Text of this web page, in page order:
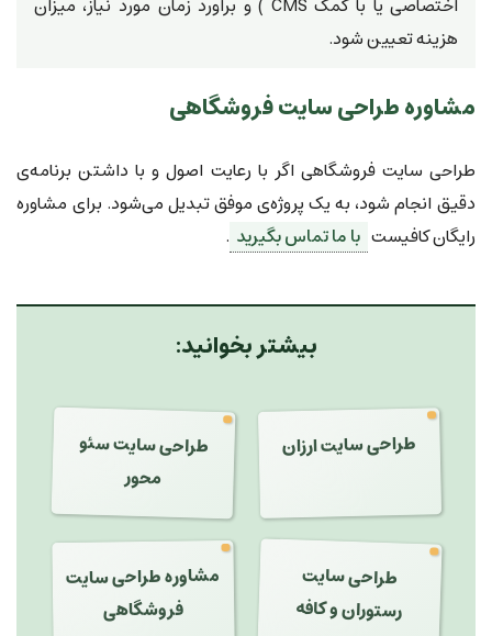
هزینه تعیین شود.
مشاوره طراحی سایت فروشگاهی
طراحی سایت فروشگاهی اگر با رعایت اصول و با داشتن برنامه‌ی
دقیق انجام شود، به یک پروژه‌ی موفق تبدیل می‌شود. برای مشاوره
رایگان کافیست با ما تماس بگیرید .
بیشتر بخوانید:
طراحی سایت ارزان طراحی سایت سئو
محور
طراحی سایت
رستوران و کافه
مشاوره طراحی سایت
فروشگاهی